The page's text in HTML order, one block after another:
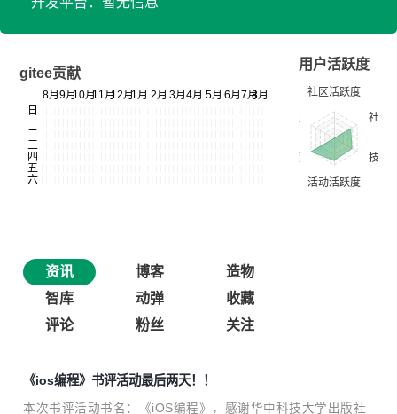
gitee贡献
用户活跃度
资讯 博客
造物
智库
动弹
收藏
评论
粉丝 关注
《ios编程》书评活动最后两天！！
本次书评活动书名：《iOS编程》，感谢华中科技大学出版社